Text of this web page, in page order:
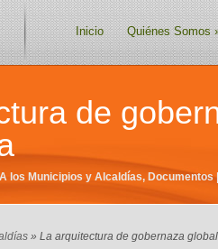
Inicio Quiénes Somos
de
A los Municipios y Alcaldías, Documentos
» La arquitectura de gobernaza